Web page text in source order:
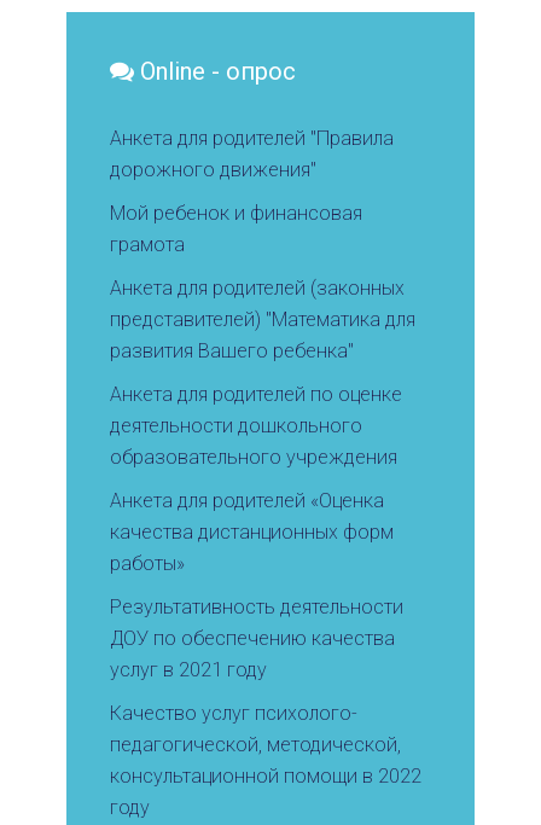
Online - опрос
Анкета для родителей "Правила
дорожного движения"
Мой ребенок и финансовая
грамота
Анкета для родителей (законных
представителей) "Математика для
развития Вашего ребенка"
Анкета для родителей по оценке
деятельности дошкольного
образовательного учреждения
Анкета для родителей «Оценка
качества дистанционных форм
работы»
Результативность деятельности
ДОУ по обеспечению качества
услуг в 2021 году
Качество услуг психолого-
педагогической, методической,
консультационной помощи в 2022
году